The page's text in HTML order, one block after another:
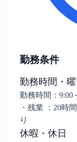
勤務条件
勤務時間・曜
勤務時間：9:00
・残業 ：20
り
休暇・休日